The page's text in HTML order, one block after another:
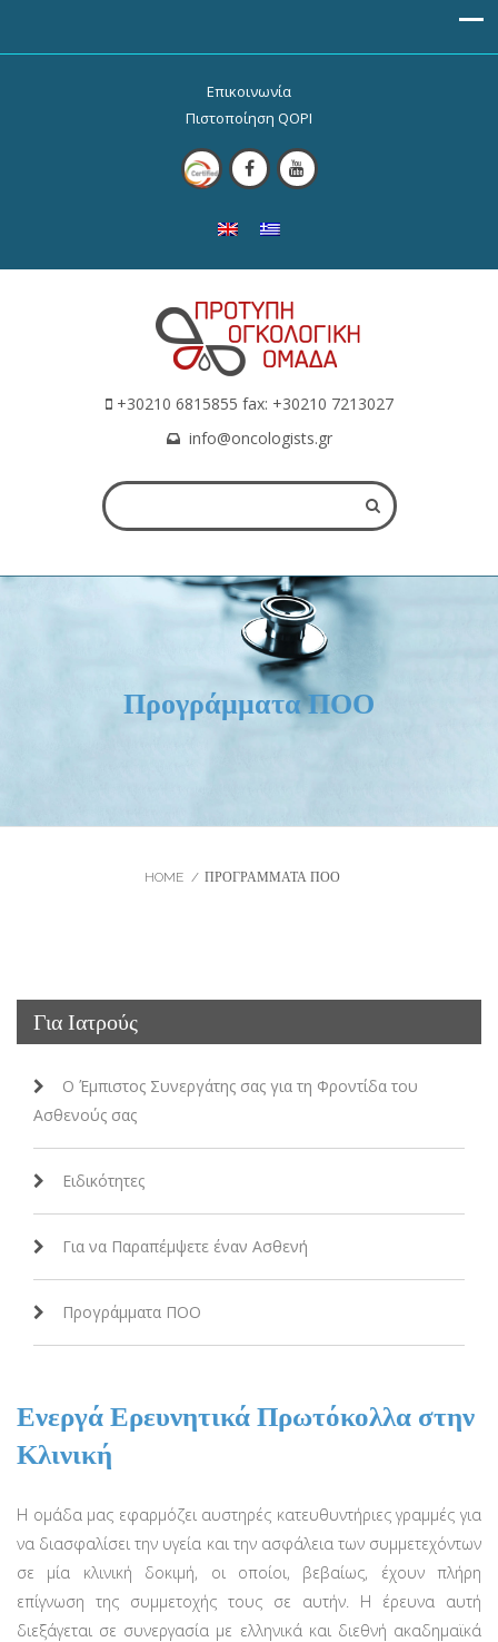
Επικοινωνία
Πιστοποίηση QOPI
ΌΛΑ ΤΑ ΠΕΔΊΑ ΕΊΝΑΙ ΥΠΟΧΡΕΩΤΙΚΆ
ραντεβού θα πραγματοποιηθεί το συντομότερο δυνατόν και το
+30210 6815855 fax: +30210 7213027
info@oncologists.gr
Προγράμματα ΠΟΟ
HOME ΠΡΟΓΡΆΜΜΑΤΑ ΠΟΟ
Για Ιατρούς
Ο Έμπιστος Συνεργάτης σας για τη Φροντίδα του
Ασθενούς σας
Ειδικότητες
Για να Παραπέμψετε έναν Ασθενή
Προγράμματα ΠΟΟ
Ενεργά Ερευνητικά Πρωτόκολλα στην
Κλινική
Η ομάδα μας εφαρμόζει αυστηρές κατευθυντήριες γραμμές για
να διασφαλίσει την υγεία και την ασφάλεια των συμμετεχόντων
σε μία κλινική δοκιμή, οι οποίοι, βεβαίως, έχουν πλήρη
επίγνωση της συμμετοχής τους σε αυτήν. Η έρευνα αυτή
διεξάγεται σε συνεργασία με ελληνικά και διεθνή ακαδημαϊκά